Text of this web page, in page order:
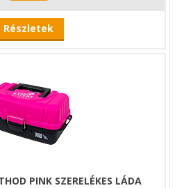
Részletek
PINK SZERELÉKES LÁDA